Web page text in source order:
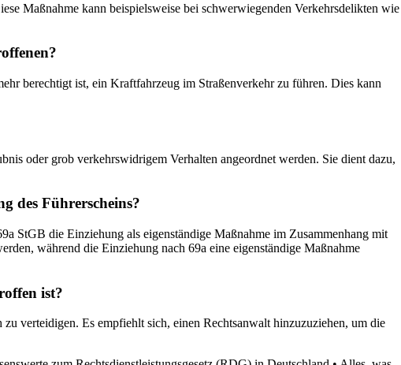
Maßnahme kann beispielsweise bei schwerwiegenden Verkehrsdelikten wie
berechtigt ist, ein Kraftfahrzeug im Straßenverkehr zu führen. Dies kann
oder grob verkehrswidrigem Verhalten angeordnet werden. Sie dient dazu,
des Führerscheins?
StGB die Einziehung als eigenständige Maßnahme im Zusammenhang mit
während die Einziehung nach 69a eine eigenständige Maßnahme
ist?
verteidigen. Es empfiehlt sich, einen Rechtsanwalt hinzuzuziehen, um die